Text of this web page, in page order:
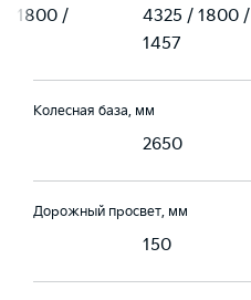
/ 1800 /
4325 / 1800 /
1457
Колесная база, мм
2650
Дорожный просвет, мм
150